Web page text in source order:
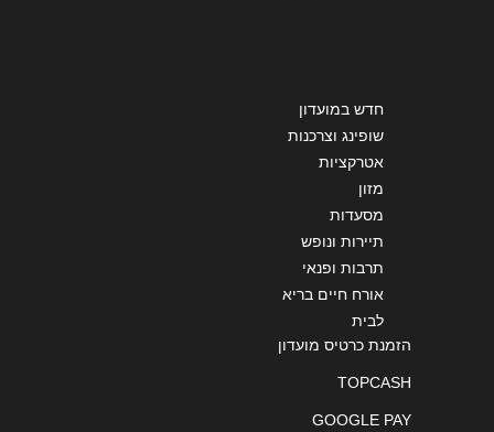
חדש במועדון
שופינג וצרכנות
אטרקציות
מזון
מסעדות
תיירות ונופש
תרבות ופנאי
אורח חיים בריא
לבית
הזמנת כרטיס מועדון
TOPCASH
GOOGLE PAY